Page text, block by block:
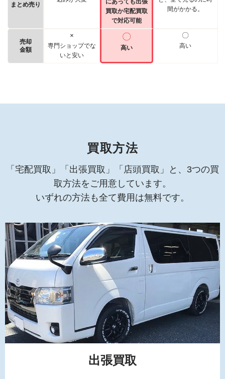
まとめ売り
にあっても出張
買取か宅配買取
で対応可能
間がかかる。
売却
金額
×
専門ショップでな
いと安い
〇
高い
〇
高い
買取方法
「宅配買取」「出張買取」「店頭買取」と、3つの買
取方法をご用意しています。
いずれの方法も全て費用は無料です。
出張買取